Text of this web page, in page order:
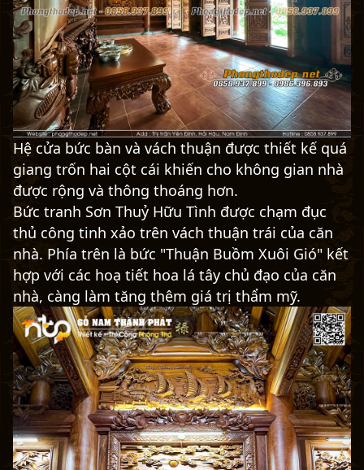
Hệ cửa bức bàn và vách thuận được thiết kế quá
giang trốn hai cột cái khiến cho không gian nhà
được rộng và thông thoáng hơn.
Bức tranh Sơn Thuỷ Hữu Tình được chạm đục
thủ công tinh xảo trên vách thuận trái của căn
nhà. Phía trên là bức "Thuận Buồm Xuôi Gió" kết
hợp với các hoạ tiết hoa lá tây chủ đạo của căn
nhà, càng làm tăng thêm giá trị thẩm mỹ.